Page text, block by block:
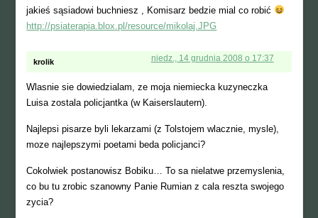
jakieś sąsiadowi buchniesz , Komisarz bedzie mial co robić
http://psiaterapia.blox.pl/resource/mikolaj.JPG
krolik niedz., 14 grudnia 2008 o 17:37
Wlasnie sie dowiedzialam, ze moja niemiecka kuzyneczka
Luisa zostala policjantka (w Kaiserslautern).
Najlepsi pisarze byli lekarzami (z Tolstojem wlacznie, mysle),
moze najlepszymi poetami beda policjanci?
Cokolwiek postanowisz Bobiku… To sa nielatwe przemyslenia,
co bu tu zrobic szanowny Panie Rumian z cala reszta swojego
zycia?